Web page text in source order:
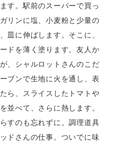
す。駅前のスーパーで買っ
リンに塩、小麦粉と少量の
皿に伸ばします。そこに、
ドを薄く塗ります。友人か
、シャルロットさんのこだ
ブンで生地に火を通し、表
ら、スライスしたトマトや
並べて、さらに熱します。
すのも忘れずに。調理道具
ドさんの仕事。ついでに味